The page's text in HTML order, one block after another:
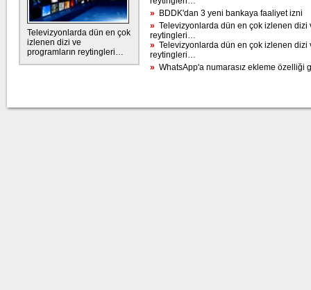
Televizyonlarda dün en çok
izlenen dizi ve
programların reytingleri…
» BDDK'dan 3 yeni bankaya faaliyet izni
» Televizyonlarda dün en çok izlenen dizi
reytingleri…
» Televizyonlarda dün en çok izlenen dizi
reytingleri…
» WhatsApp'a numarasız ekleme özelliği